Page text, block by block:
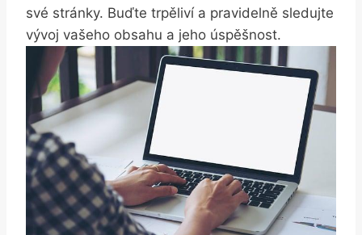
své ⁢stránky. Buďte trpěliví ​a pravidelně sledujte
vývoj vašeho‌ obsahu ⁤a jeho úspěšnost.